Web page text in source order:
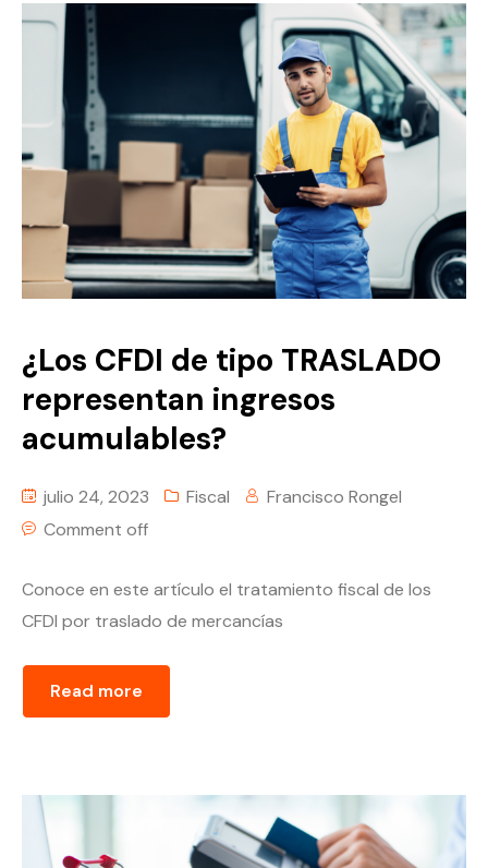
¿Los CFDI de tipo TRASLADO
representan ingresos
acumulables?
julio 24, 2023 Fiscal
Francisco Rongel
Comment off
Conoce en este artículo el tratamiento fiscal de los
CFDI por traslado de mercancías
Read more